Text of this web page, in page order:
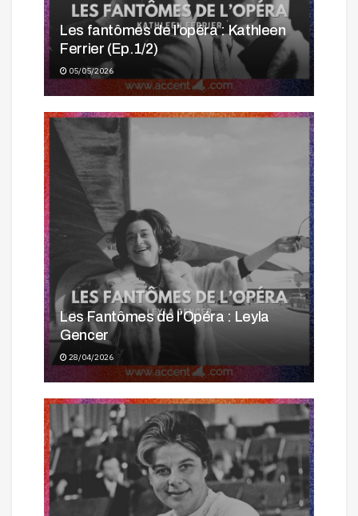
Les fantômes de l’opéra : Kathleen
Ferrier (Ep.1/2)
05/05/2026
Les Fantômes de l’Opéra : Leyla
Gencer
28/04/2026